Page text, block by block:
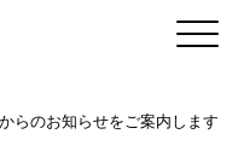
らのお知らせをご案内します